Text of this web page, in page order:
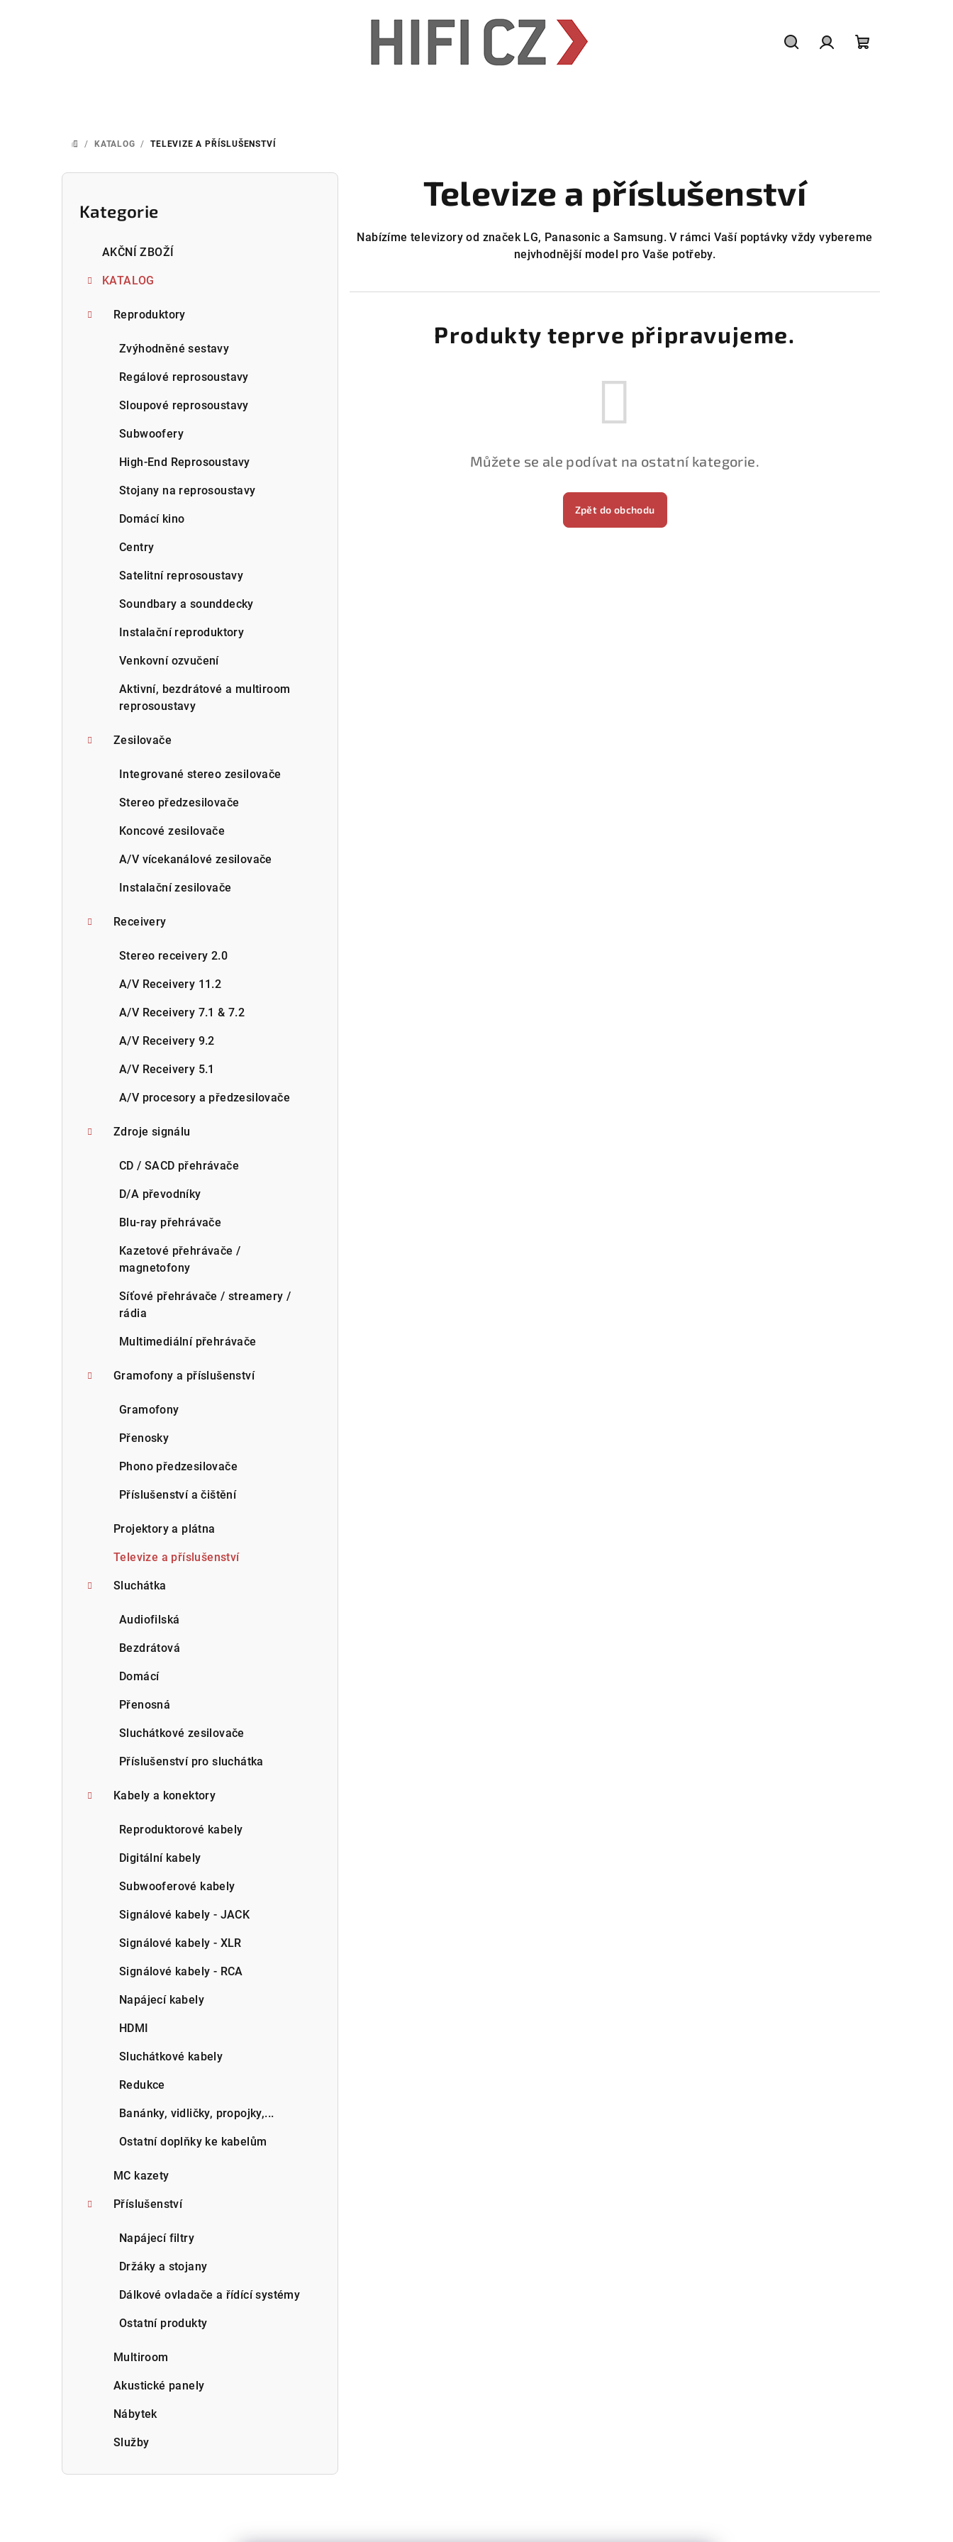
DOMŮ
/ KATALOG / TELEVIZE A PŘÍSLUŠENSTVÍ
P
Přeskočit
kategorie
Kategorie
AKČNÍ ZBOŽÍ
KATALOG
Reproduktory
Zvýhodněné sestavy
Regálové reprosoustavy
Sloupové reprosoustavy
Subwoofery
High-End Reprosoustavy
Stojany na reprosoustavy
Domácí kino
Centry
Satelitní reprosoustavy
Soundbary a sounddecky
Instalační reproduktory
Venkovní ozvučení
Aktivní, bezdrátové a multiroom
reprosoustavy
Zesilovače
Integrované stereo zesilovače
Stereo předzesilovače
Koncové zesilovače
A/V vícekanálové zesilovače
Instalační zesilovače
Receivery
Stereo receivery 2.0
A/V Receivery 11.2
A/V Receivery 7.1 & 7.2
A/V Receivery 9.2
A/V Receivery 5.1
A/V procesory a předzesilovače
Zdroje signálu
CD / SACD přehrávače
D/A převodníky
Blu-ray přehrávače
Kazetové přehrávače /
magnetofony
Síťové přehrávače / streamery /
rádia
Multimediální přehrávače
Gramofony a příslušenství
Gramofony
Přenosky
Phono předzesilovače
Příslušenství a čištění
Projektory a plátna
Televize a příslušenství
Sluchátka
Audiofilská
Bezdrátová
Domácí
Přenosná
Sluchátkové zesilovače
Příslušenství pro sluchátka
Kabely a konektory
Reproduktorové kabely
Digitální kabely
Subwooferové kabely
Signálové kabely - JACK
Signálové kabely - XLR
Signálové kabely - RCA
Napájecí kabely
HDMI
Sluchátkové kabely
Redukce
Banánky, vidličky, propojky,...
Ostatní doplňky ke kabelům
MC kazety
Příslušenství
Napájecí filtry
Držáky a stojany
Dálkové ovladače a řídící systémy
Ostatní produkty
Multiroom
Akustické panely
Nábytek
Služby
Televize a příslušenství
Nabízíme televizory od značek LG, Panasonic a Samsung. V rámci Vaší poptávky vždy vybereme
nejvhodnější model pro Vaše potřeby.
Produkty teprve připravujeme.
Můžete se ale podívat na ostatní kategorie.
Zpět do obchodu